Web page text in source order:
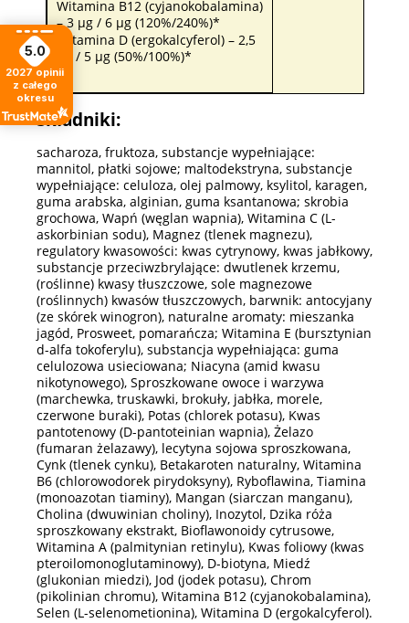
Witamina B12 (cyjanokobalamina)
– 3 µg / 6 µg (120%/240%)*
Witamina D (ergokalcyferol) – 2,5
µg / 5 µg (50%/100%)*
Składniki:
sacharoza, fruktoza, substancje wypełniające:
mannitol, płatki sojowe; maltodekstryna, substancje
wypełniające: celuloza, olej palmowy, ksylitol, karagen,
guma arabska, alginian, guma ksantanowa; skrobia
grochowa, Wapń (węglan wapnia), Witamina C (L-
askorbinian sodu), Magnez (tlenek magnezu),
regulatory kwasowości: kwas cytrynowy, kwas jabłkowy,
substancje przeciwzbrylające: dwutlenek krzemu,
(roślinne) kwasy tłuszczowe, sole magnezowe
(roślinnych) kwasów tłuszczowych, barwnik: antocyjany
(ze skórek winogron), naturalne aromaty: mieszanka
jagód, Prosweet, pomarańcza; Witamina E (bursztynian
d-alfa tokoferylu), substancja wypełniająca: guma
celulozowa usieciowana; Niacyna (amid kwasu
nikotynowego), Sproszkowane owoce i warzywa
(marchewka, truskawki, brokuły, jabłka, morele,
czerwone buraki), Potas (chlorek potasu), Kwas
pantotenowy (D-pantoteinian wapnia), Żelazo
(fumaran żelazawy), lecytyna sojowa sproszkowana,
Cynk (tlenek cynku), Betakaroten naturalny, Witamina
B6 (chlorowodorek pirydoksyny), Ryboflawina, Tiamina
(monoazotan tiaminy), Mangan (siarczan manganu),
Cholina (dwuwinian choliny), Inozytol, Dzika róża
sproszkowany ekstrakt, Bioflawonoidy cytrusowe,
Witamina A (palmitynian retinylu), Kwas foliowy (kwas
pteroilomonoglutaminowy), D-biotyna, Miedź
(glukonian miedzi), Jod (jodek potasu), Chrom
(pikolinian chromu), Witamina B12 (cyjanokobalamina),
Selen (L-selenometionina), Witamina D (ergokalcyferol).
5.0
2027 opinii
z całego
okresu